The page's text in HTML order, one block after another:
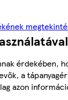
érdekében,
a
azon